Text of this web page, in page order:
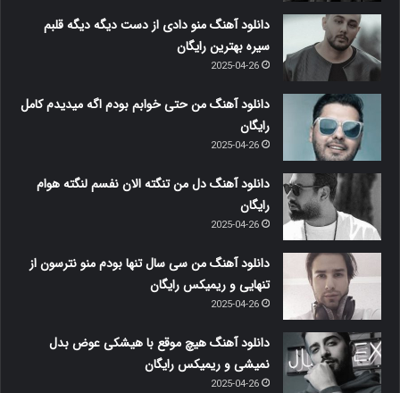
دانلود آهنگ منو دادی از دست دیگه دیگه قلبم
سیره بهترین رایگان
2025-04-26
دانلود آهنگ من حتی خوابم بودم اگه میدیدم کامل
رایگان
2025-04-26
دانلود آهنگ دل من تنگته الان نفسم لنگته هوام
رایگان
2025-04-26
دانلود آهنگ من سی سال تنها بودم منو نترسون از
تنهایی و ریمیکس رایگان
2025-04-26
دانلود آهنگ هیچ موقع با هیشکی عوض بدل
نمیشی و ریمیکس رایگان
2025-04-26